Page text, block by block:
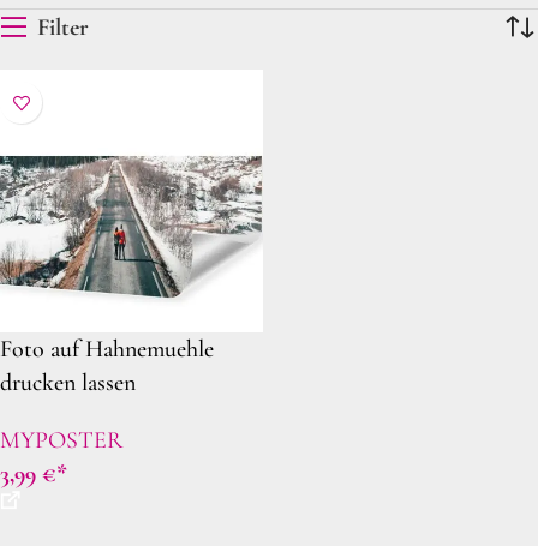
Filter
Foto auf Hahnemuehle
drucken lassen
MYPOSTER
3,99 €